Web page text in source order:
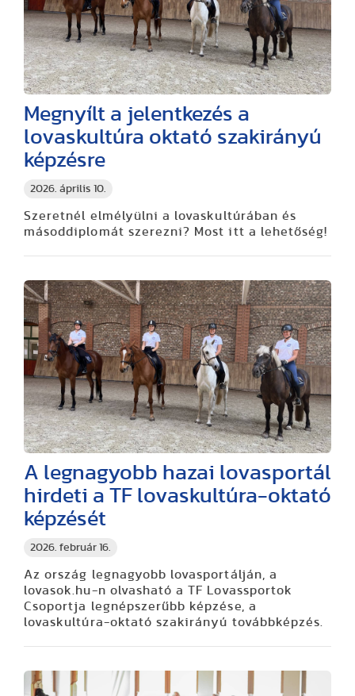
2026. április 10.
Megnyílt a jelentkezés a
lovaskultúra oktató szakirányú
képzésre
Szeretnél elmélyülni a lovaskultúrában és
másoddiplomát szerezni? Most itt a lehetőség!
2026. február 16.
A legnagyobb hazai lovasportál
hirdeti a TF lovaskultúra-oktató
képzését
Az ország legnagyobb lovasportálján, a
lovasok.hu-n olvasható a TF Lovassportok
Csoportja legnépszerűbb képzése, a
lovaskultúra-oktató szakirányú továbbképzés.